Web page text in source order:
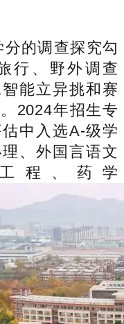
的调查探究勾
行、野外调查
能立异挑和赛
2024年招生专
中入选A-级学
、外国言语文
程、药学